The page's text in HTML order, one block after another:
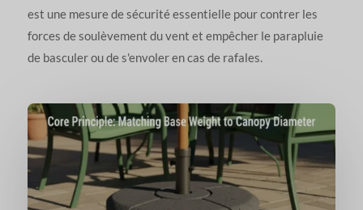
est une mesure de sécurité essentielle pour contrer les
forces de soulèvement du vent et empêcher le parapluie
de basculer ou de s'envoler en cas de rafales.